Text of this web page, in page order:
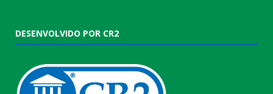
DESENVOLVIDO POR CR2